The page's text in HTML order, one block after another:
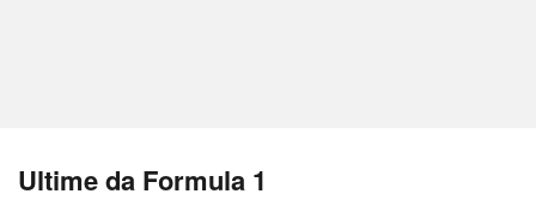
Ultime da Formula 1